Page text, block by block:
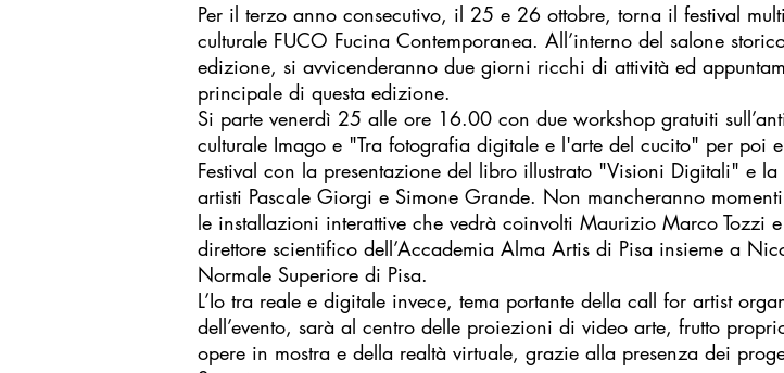
Per il terzo anno consecutivo, il 25 e 26 ottobre, torna il festival
culturale FUCO Fucina Contemporanea. All’interno del salone
edizione, si avvicenderanno due giorni ricchi di attività ed
principale di questa edizione.
Si parte venerdì 25 alle ore 16.00 con due workshop gratuiti
culturale Imago e "Tra fotografia digitale e l'arte del cucito" per poi
Festival con la presentazione del libro illustrato "Visioni Digitali" e la
artisti Pascale Giorgi e Simone Grande. Non mancheranno
le installazioni interattive che vedrà coinvolti Maurizio Marco Tozzi
direttore scientifico dell’Accademia Alma Artis di Pisa insieme a
Normale Superiore di Pisa.
L’Io tra reale e digitale invece, tema portante della call for artist
dell’evento, sarà al centro delle proiezioni di video arte, frutto
opere in mostra e della realtà virtuale, grazie alla presenza dei